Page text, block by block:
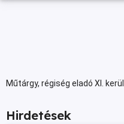
Műtárgy, régiség eladó XI.
Hirdetések